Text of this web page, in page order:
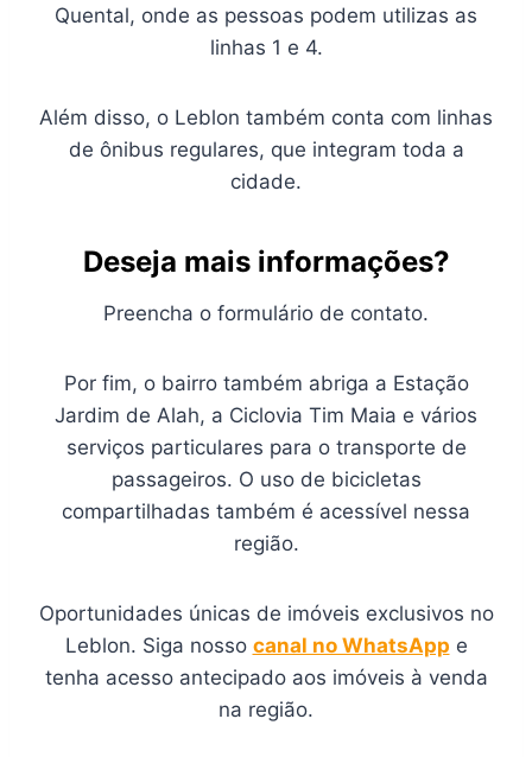
Quental, onde as pessoas podem utilizas as
linhas 1 e 4.
Além disso, o Leblon também conta com linhas
de ônibus regulares, que integram toda a
cidade.
Deseja mais informações?
Preencha o formulário de contato.
Por fim, o bairro também abriga a Estação
Jardim de Alah, a Ciclovia Tim Maia e vários
serviços particulares para o transporte de
passageiros. O uso de bicicletas
compartilhadas também é acessível nessa
região.
Oportunidades únicas de imóveis exclusivos no
Leblon. Siga nosso canal no WhatsApp e
tenha acesso antecipado aos imóveis à venda
na região.